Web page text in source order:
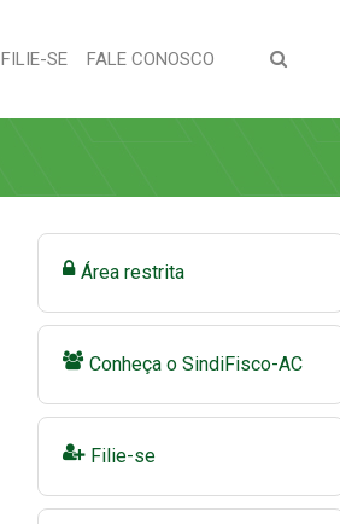
FILIE-SE(CURRENT)
FALE CONOSCO (CURRENT)
Área restrita
Conheça o SindiFisco-AC
Filie-se